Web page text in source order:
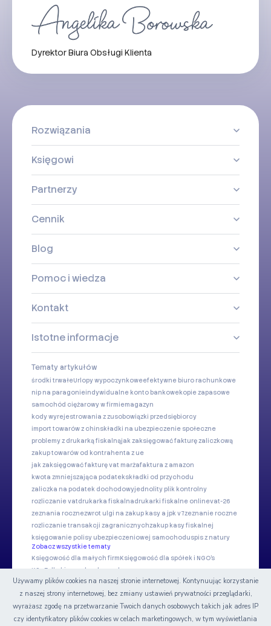
Dyrektor Biura Obsługi Klienta
Rozwiązania
Księgowi
Partnerzy
Cennik
Blog
Pomoc i wiedza
Kontakt
Istotne informacje
Tematy artykułów
środki trwałeUrlopy wypoczynkoweefektywne biuro rachunkowe
nip na paragonieindywidualne konto bankowekopie zapasowe
samochód ciężarowy w firmiemagazyn
kody wyrejestrowania z zusobowiązki przedsiębiorcy
import towarów z chinskładki na ubezpieczenie społeczne
problemy z drukarką fiskalnąjak zaksięgować fakturę zaliczkową
zakup towarów od kontrahenta z ue
jak zaksięgować fakturę vat marżafaktura z amazon
kwota zmniejszająca podatekskładki od przychodu
zaliczka na podatek dochodowyjednolity plik kontrolny
rozliczanie vatdrukarka fiskalnadrukarki fiskalne onlinevat-26
zeznania rocznezwrot ulgi na zakup kasy a jpk v7zeznanie roczne
rozliczanie transakcji zagranicznychzakup kasy fiskalnej
księgowanie polisy ubezpieczeniowej samochoduspis z natury
Zobacz wszystkie tematy
Księgowość dla małych firmKsięgowość dla spółek i NGO's
KSeF dla biur rachunkowych
Nasze serwisy
Używamy plików cookies na naszej stronie internetowej. Kontynuując korzystanie
z naszej strony internetowej, bez zmiany ustawień prywatności przeglądarki,
wyrażasz zgodę na przetwarzanie Twoich danych osobowych takich jak adres IP
czy identyfikatory plików cookies w celach marketingowych, w tym wyświetlania